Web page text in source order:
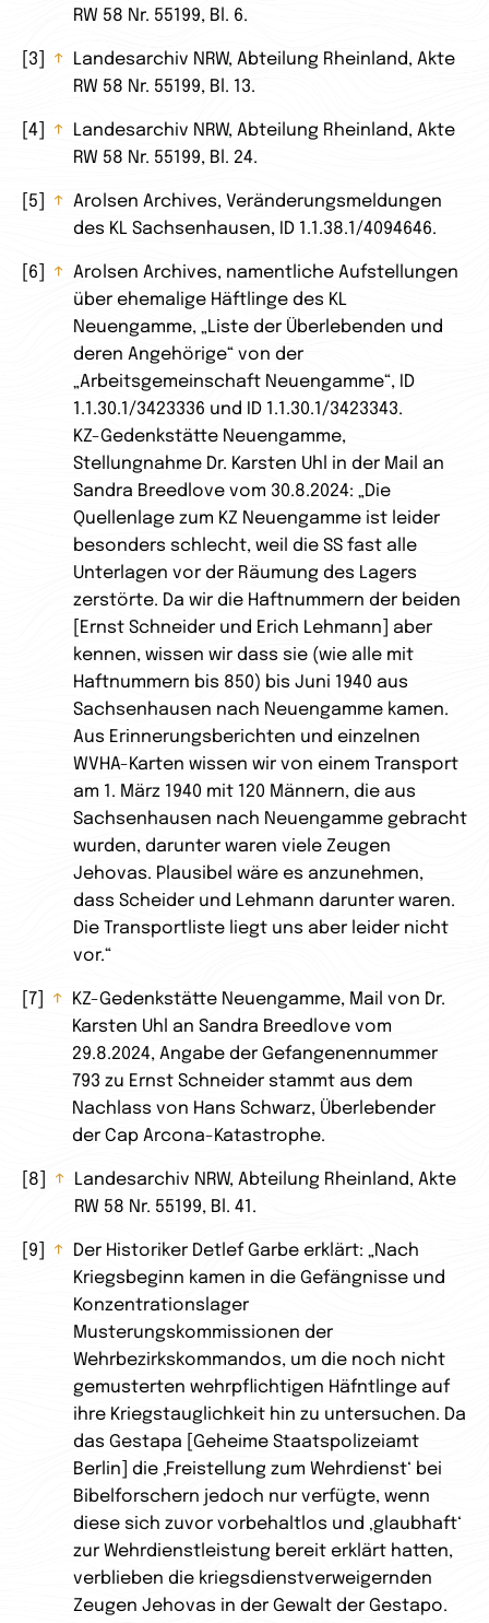
RW 58 Nr. 55199, Bl. 6.
3 ↑
Landesarchiv NRW, Abteilung Rheinland, Akte
RW 58 Nr. 55199, Bl. 13.
4 ↑
Landesarchiv NRW, Abteilung Rheinland, Akte
RW 58 Nr. 55199, Bl. 24.
5 ↑ Arolsen Archives, Veränderungsmeldungen
des KL Sachsenhausen, ID 1.1.38.1/4094646.
6 ↑ Arolsen Archives, namentliche Aufstellungen
über ehemalige Häftlinge des KL
Neuengamme, „Liste der Überlebenden und
deren Angehörige“ von der
„Arbeitsgemeinschaft Neuengamme“, ID
1.1.30.1/3423336 und ID 1.1.30.1/3423343.
KZ-Gedenkstätte Neuengamme,
Stellungnahme Dr. Karsten Uhl in der Mail an
Sandra Breedlove vom 30.8.2024: „Die
Quellenlage zum KZ Neuengamme ist leider
besonders schlecht, weil die SS fast alle
Unterlagen vor der Räumung des Lagers
zerstörte. Da wir die Haftnummern der beiden
[Ernst Schneider und Erich Lehmann] aber
kennen, wissen wir dass sie (wie alle mit
Haftnummern bis 850) bis Juni 1940 aus
Sachsenhausen nach Neuengamme kamen.
Aus Erinnerungsberichten und einzelnen
WVHA-Karten wissen wir von einem Transport
am 1. März 1940 mit 120 Männern, die aus
Sachsenhausen nach Neuengamme gebracht
wurden, darunter waren viele Zeugen
Jehovas. Plausibel wäre es anzunehmen,
dass Scheider und Lehmann darunter waren.
Die Transportliste liegt uns aber leider nicht
vor.“
7 ↑
KZ-Gedenkstätte Neuengamme, Mail von Dr.
Karsten Uhl an Sandra Breedlove vom
29.8.2024, Angabe der Gefangenennummer
793 zu Ernst Schneider stammt aus dem
Nachlass von Hans Schwarz, Überlebender
der Cap Arcona-Katastrophe.
8 ↑
Landesarchiv NRW, Abteilung Rheinland, Akte
RW 58 Nr. 55199, Bl. 41.
9 ↑
Der Historiker Detlef Garbe erklärt: „Nach
Kriegsbeginn kamen in die Gefängnisse und
Konzentrationslager
Musterungskommissionen der
Wehrbezirkskommandos, um die noch nicht
gemusterten wehrpflichtigen Häfntlinge auf
ihre Kriegstauglichkeit hin zu untersuchen. Da
das Gestapa [Geheime Staatspolizeiamt
Berlin] die ‚Freistellung zum Wehrdienst‘ bei
Bibelforschern jedoch nur verfügte, wenn
diese sich zuvor vorbehaltlos und ‚glaubhaft‘
zur Wehrdienstleistung bereit erklärt hatten,
verblieben die kriegsdienstverweigernden
Zeugen Jehovas in der Gewalt der Gestapo.